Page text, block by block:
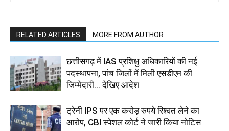
RELATED ARTICLES MORE FROM AUTHOR
छत्तीसगढ़ में IAS प्रशिक्षु अधिकारियों की नई
पदस्थापना, पांच जिलों में मिली एसडीएम की
जिम्मेदारी... देखिए आदेश
ट्रेनी IPS पर एक करोड़ रुपये रिश्वत लेने का
आरोप, CBI स्पेशल कोर्ट ने जारी किया नोटिस